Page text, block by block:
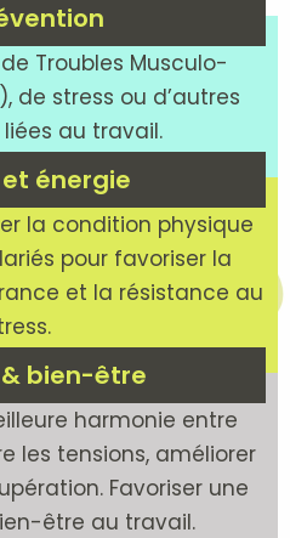
Troubles Musculo-
de stress ou d’autres
au travail.
énergie
la condition physique
pour favoriser la
et la résistance au
bien-être
harmonie entre
les tensions, améliorer
Favoriser une
être au travail.